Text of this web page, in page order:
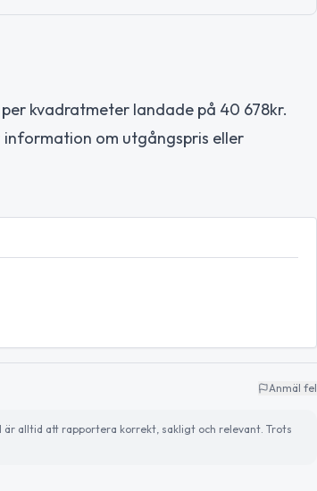
kvadratmeter landade på 40 678kr.
om utgångspris eller
Anmäl fel
alltid att rapportera korrekt, sakligt och relevant. Trots